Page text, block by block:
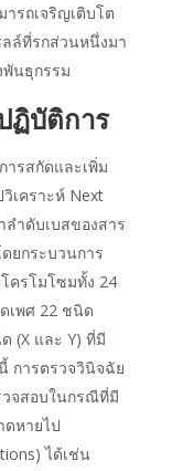
รถเจริญเติบโต
ลล์ที่รกส่วนหนึ่งมา
พันธุกรรม
ฏิบัติการ
ารสกัดและเพิ่ม
เคราะห์ Next
ลำดับเบสของสาร
ยกระบวนการ
ครโมโซมทั้ง 24
เพศ 22 ชนิด
(X และ Y) ที่มี
การตรวจวินิจฉัย
วจสอบในกรณีที่มี
หายไป
ได้เช่น